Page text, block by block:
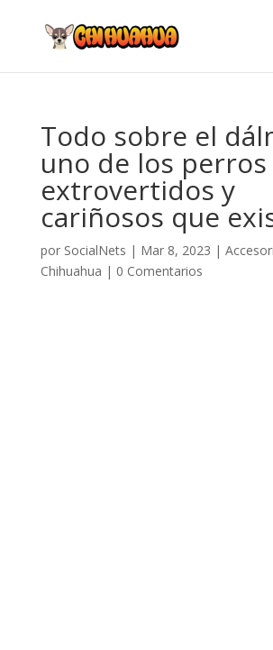
Todo sobre el
uno de los perros
extrovertidos y
cariñosos que
por SocialNets | Mar 8, 2023 |
Chihuahua | 0 Comentarios